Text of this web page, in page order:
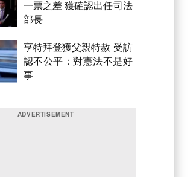
一票之差 獲確認出任司法
部長
亨特拜登獲父親特赦 受訪
認不公平：對憲法不是好
事